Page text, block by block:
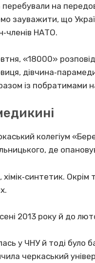
на
зауважити, що
НАТО.
«18000»
із побратимами
колегіум
де
2013 року й до
у ЧНУ й тоді було
черкаський